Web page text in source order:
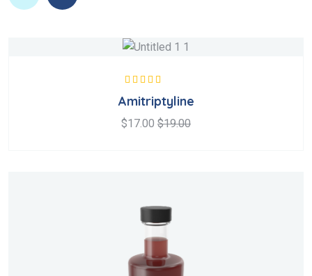
Valorado en
5.00de 5
Amitriptyline
$17.00 $19.00